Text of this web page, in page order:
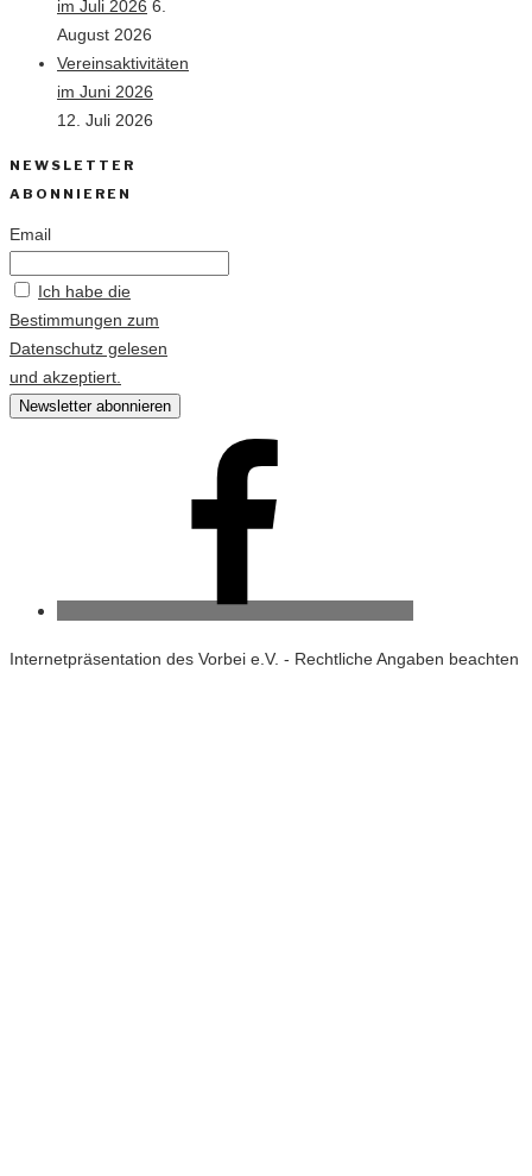
im Juli 2026 6.
August 2026
Vereinsaktivitäten
im Juni 2026
12. Juli 2026
NEWSLETTER
ABONNIEREN
Email
Ich habe die
Bestimmungen zum
Datenschutz gelesen
und akzeptiert.
Internetpräsentation des Vorbei e.V. - Rechtliche Angaben beachten